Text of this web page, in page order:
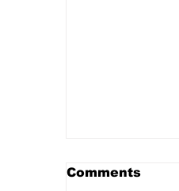
Comments